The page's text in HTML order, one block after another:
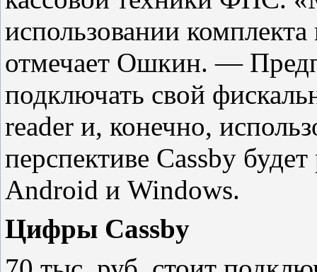
использовании
отмечает Ошкин. —
подключать свой
reader и, конечно,
перспективе Cassby
Android и Windows.
Цифры Cassby